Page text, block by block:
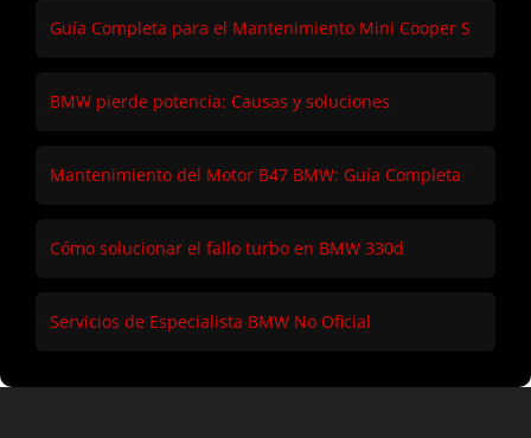
Guía Completa para el Mantenimiento Mini Cooper S
BMW pierde potencia: Causas y soluciones
Mantenimiento del Motor B47 BMW: Guía Completa
Cómo solucionar el fallo turbo en BMW 330d
Servicios de Especialista BMW No Oficial